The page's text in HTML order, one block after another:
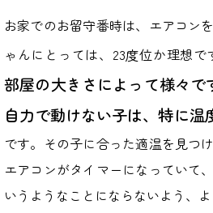
お家でのお留守番時は、エアコン
ゃんにとっては、23度位か理想で
部屋の大きさによって様々で
自力で動けない子は、特に
です。その子に合った適温を見つ
エアコンがタイマーになっていて
いうようなことにならないよう、よ